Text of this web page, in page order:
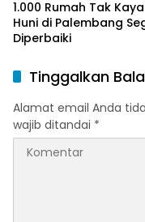
1.000 Rumah Tak
Huni di Palembang
Diperbaiki
Tinggalkan
Alamat email Anda
wajib ditandai *